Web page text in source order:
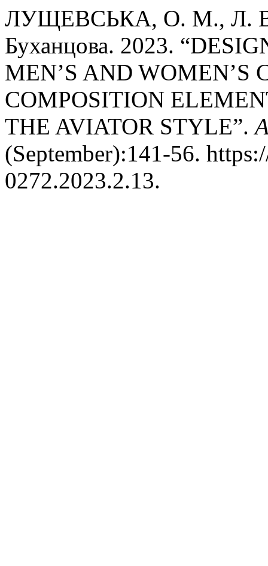
ЛУЩЕВСЬКА, О. М., Л.
Буханцова. 2023.
MEN’S AND WOMEN’S
COMPOSITION
THE AVIATOR STYLE”.
(September):141-56.
0272.2023.2.13.